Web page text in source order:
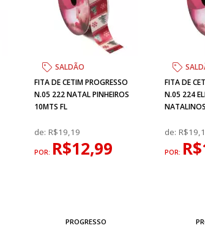
SALDÃO
FITA DE CETIM PROGRESSO
N.05 222 NATAL PINHEIROS
10MTS FL
de: R$19,19
POR: R$12,99
PROGRESSO
FITA DE
N.05 224
de:
POR: